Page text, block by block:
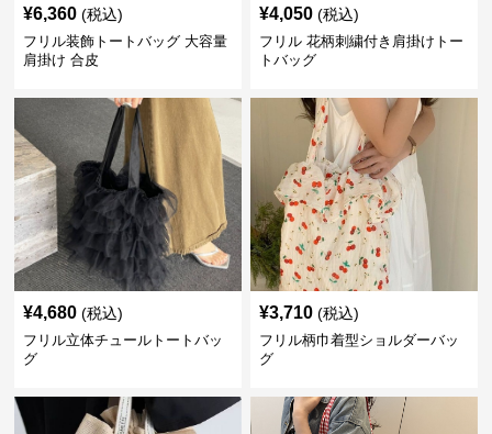
¥6,360 (税込)
フリル装飾トートバッグ 大容量
肩掛け 合皮
¥4,050 (税込)
フリル 花柄刺繍付き肩掛けトー
トバッグ
¥4,680 (税込)
フリル立体チュールトートバッ
グ
¥3,710 (税込)
フリル柄巾着型ショルダーバッ
グ